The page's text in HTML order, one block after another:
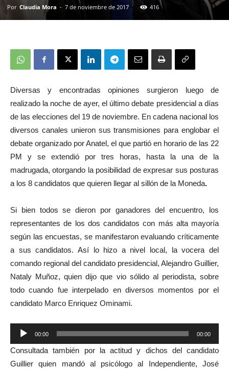
Por Claudia Mora - 7 de noviembre de 2017 416
Diversas y encontradas opiniones surgieron luego de
realizado la noche de ayer, el último debate presidencial a días
de las elecciones del 19 de noviembre. En cadena nacional los
diversos canales unieron sus transmisiones para englobar el
debate organizado por Anatel, el que partió en horario de las 22
PM y se extendió por tres horas, hasta la una de la
madrugada, otorgando la posibilidad de expresar sus posturas
a los 8 candidatos que quieren llegar al sillón de la Moneda.
Si bien todos se dieron por ganadores del encuentro, los
representantes de los dos candidatos con más alta mayoría
según las encuestas, se manifestaron evaluando críticamente
a sus candidatos. Así lo hizo a nivel local, la vocera del
comando regional del candidato presidencial, Alejandro Guillier,
Nataly Muñoz, quien dijo que vio sólido al periodista, sobre
todo cuando fue interpelado en diversos momentos por el
candidato Marco Enriquez Ominami.
Reproductor
de
audio
00:00 00:00
Consultada también por la actitud y dichos del candidato
Guillier quien mandó al psicólogo al Independiente, José